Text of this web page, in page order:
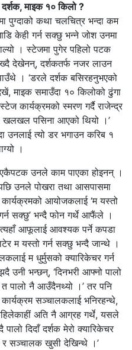
माइक १० किलो ?
पुग्दाको कथा चलचित्र भन्दा कम
केही गर्न सक्छु भन्ने जोश उनमा
। स्टेजमा पुगेर पहिलो पटक
देखेनन्, दर्शकतर्फ नजर लाउन
। ‘डरले दर्शक बसिरहनुभएको
माइक समाउँदा १० किलोको ढुंगा
कार्यक्रमको स्मरण गर्दै राजेन्द्र
खलखल पसिना आएको थियो ।’
उनलाई त्यो डर भगाउन करिब १
।
उनले काम पाएका होइनन् ।
उनले पोखरा तथा आसपासमा
आयोजकलाई ‘म यस्तो
सक्छु’ भन्दै फोन गर्थे आफैंले ।
त्यहाँ आफूलाई आवश्यक पर्ने कपडा
म यस्तो गर्न सक्छु भन्दै जान्थे ।
म धुर्मुसको क्यारिकेचर गर्न
उनी भन्छन्, ‘दिनभरी आफ्नो पालो
नै आउँदैनथ्यो ।’ तर पनि
सञ्चालकलाई भनिरहन्थे,
अति नै आग्रह गर्थे, यसले
दिदाँ दर्शक मेरो क्यारिकेचर
सञ्चालक खुसी देखिन्थे ।’